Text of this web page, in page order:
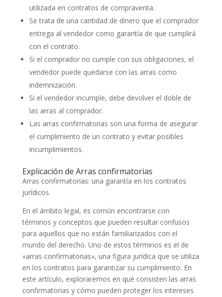
utilizada en contratos de compraventa.
Se trata de una cantidad de dinero que el comprador
entrega al vendedor como garantía de que cumplirá
con el contrato.
Si el comprador no cumple con sus obligaciones, el
vendedor puede quedarse con las arras como
indemnización.
Si el vendedor incumple, debe devolver el doble de
las arras al comprador.
Las arras confirmatorias son una forma de asegurar
el cumplimiento de un contrato y evitar posibles
incumplimientos.
Explicación de Arras confirmatorias
Arras confirmatorias: una garantía en los contratos
jurídicos
En el ámbito legal, es común encontrarse con
términos y conceptos que pueden resultar confusos
para aquellos que no están familiarizados con el
mundo del derecho. Uno de estos términos es el de
«arras confirmatorias», una figura jurídica que se utiliza
en los contratos para garantizar su cumplimiento. En
este artículo, exploraremos en qué consisten las arras
confirmatorias y cómo pueden proteger los intereses